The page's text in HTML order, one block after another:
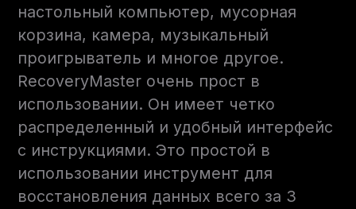
настольный компьютер, мусорная
корзина, камера, музыкальный
проигрыватель и многое другое.
RecoveryMaster очень прост в
использовании. Он имеет четко
распределенный и удобный интерфейс
с инструкциями. Это простой в
использовании инструмент для
восстановления данных всего за 3